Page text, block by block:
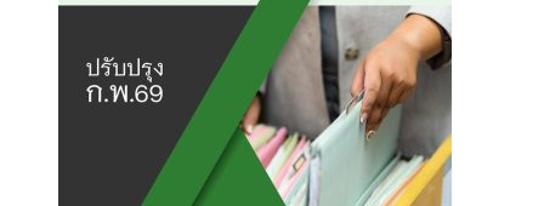
through
฿705.00
multiple
variants.
The
options
may
chosen
on
the